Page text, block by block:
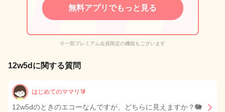
無料アプリでもっと見る
※一部プレミアム会員限定の機能もございます
12w5dに関する質問
はじめてのママリ🔰
12w5dのときのエコーなんですが、どちらに見えますか？🐘